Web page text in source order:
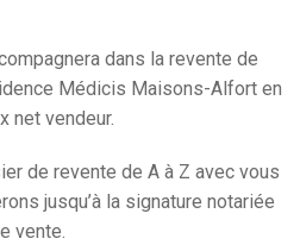
dans la revente de
Médicis Maisons-Alfort en
net vendeur.
de revente de A à Z avec vous
jusqu’à la signature notariée
vente.